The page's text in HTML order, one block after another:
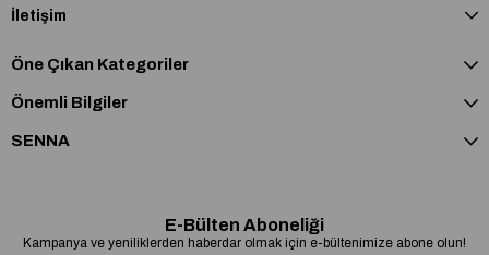
İletişim
Öne Çıkan Kategoriler
Önemli Bilgiler
SENNA
E-Bülten Aboneliği
Kampanya ve yeniliklerden haberdar olmak için e-bültenimize abone olun!